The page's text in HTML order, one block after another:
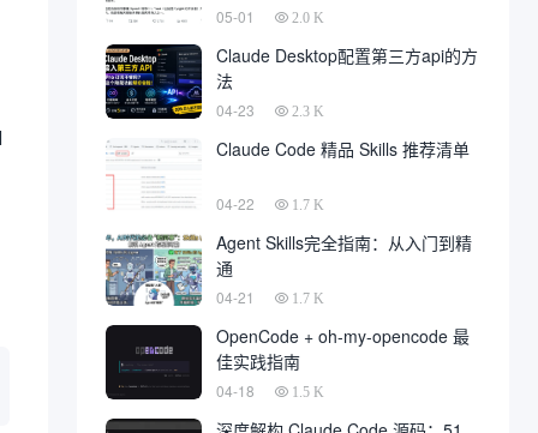
05-01 2.0 K
Claude Desktop配置第三方api的方
法
04-23 2.3 K
Claude Code 精品 Skills 推荐清单
04-22 1.7 K
Agent Skills完全指南：从入门到精
通
04-21 1.7 K
OpenCode + oh-my-opencode 最
佳实践指南
04-18 1.5 K